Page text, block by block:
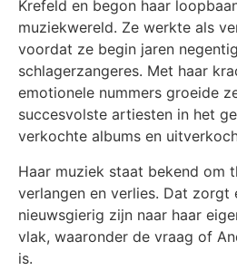
Krefeld en begon haar
muziekwereld. Ze werkte als
voordat ze begin jaren
schlagerzangeres. Met haar
emotionele nummers groeide
succesvolste artiesten in het
verkochte albums en
Haar muziek staat bekend om
verlangen en verlies. Dat
nieuwsgierig zijn naar haar
vlak, waaronder de vraag of
is.